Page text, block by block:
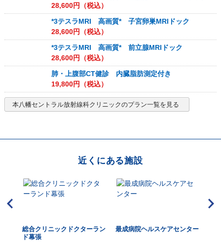
28,600円（税込）
*3テスラMRI 高画質* 子宮卵巣MRIドック
28,600円（税込）
*3テスラMRI 高画質* 前立腺MRIドック
28,600円（税込）
肺・上腹部CT健診 内臓脂肪測定付き
19,800円（税込）
本八幡セントラル放射線科クリニックのプラン一覧を見る
近くにある施設
総合クリニックドクターラン
ド幕張
最成病院ヘルスケアセンター